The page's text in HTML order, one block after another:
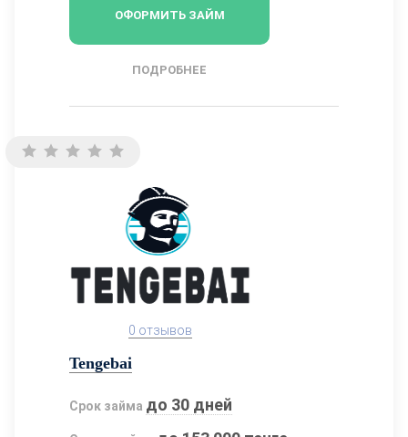
ОФОРМИТЬ ЗАЙМ
ПОДРОБНЕЕ
0 отзывов
Tengebai
Срок займа до 30 дней